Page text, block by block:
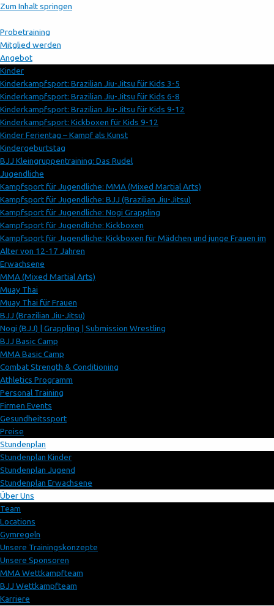
Zum Inhalt springen
Probetraining
Mitglied werden
Angebot
Kinder
Kinderkampfsport: Brazilian Jiu-Jitsu für Kids 3-5
Kinderkampfsport: Brazilian Jiu-Jitsu für Kids 6-8
Kinderkampfsport: Brazilian Jiu-Jitsu für Kids 9-12
Kinderkampfsport: Kickboxen für Kids 9-12
Kinder Ferientag – Kampf als Kunst
Kindergeburtstag
BJJ Kleingruppentraining: Das Rudel
Jugendliche
Kampfsport für Jugendliche: MMA (Mixed Martial Arts)
Kampfsport für Jugendliche: BJJ (Brazilian Jiu-Jitsu)
Kampfsport für Jugendliche: Nogi Grappling
Kampfsport für Jugendliche: Kickboxen
Kampfsport für Jugendliche: Kickboxen für Mädchen und junge Frauen im
Alter von 12-17 Jahren
Erwachsene
MMA (Mixed Martial Arts)
Muay Thai
Muay Thai für Frauen
BJJ (Brazilian Jiu-Jitsu)
Nogi (BJJ) | Grappling | Submission Wrestling
BJJ Basic Camp
MMA Basic Camp
Combat Strength & Conditioning
Athletics Programm
Personal Training
Firmen Events
Gesundheitssport
Preise
Stundenplan
Stundenplan Kinder
Stundenplan Jugend
Stundenplan Erwachsene
Über Uns
Team
Locations
Gymregeln
Unsere Trainingskonzepte
Unsere Sponsoren
MMA Wettkampfteam
BJJ Wettkampfteam
Karriere